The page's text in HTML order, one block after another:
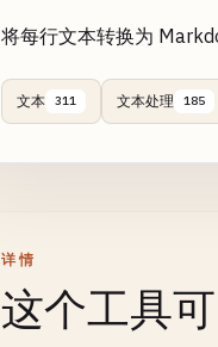
将每行文本转换为
文本 311 文本处理 185
详情
这个工具